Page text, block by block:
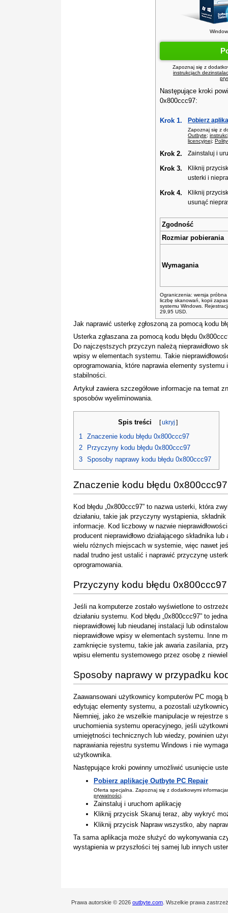
Jak naprawić usterkę zgłoszoną za pomocą kodu
Usterka zgłaszana za pomocą kodu błędu
Do najczęstszych przyczyn należą nieprawidłowo
wpisy w elementach systemu. Takie
oprogramowania, które naprawia elementy
stabilności.
Artykuł zawiera szczegółowe informacje na temat
sposobów wyeliminowania.
Spis treści [ ukryj ]
1 Znaczenie kodu błędu 0x800ccc97
2
Przyczyny kodu błędu 0x800ccc97
3 Sposoby naprawy kodu błędu 0x800ccc97
Znaczenie kodu błędu 0x800ccc97
Kod błędu „0x800ccc97” to nazwa usterki, która
działaniu, takie jak przyczyny wystąpienia,
informacje. Kod liczbowy w nazwie
producent nieprawidłowo działającego składnika
wielu różnych miejscach w systemie, więc nawet
nadal trudno jest ustalić i naprawić przyczynę
oprogramowania.
Przyczyny kodu błędu 0x800ccc97
Jeśli na komputerze zostało wyświetlone to
działaniu systemu. Kod błędu „0x800ccc97” to
nieprawidłowej lub nieudanej instalacji lub
nieprawidłowe wpisy w elementach systemu. Inne
zamknięcie systemu, takie jak awaria zasilania,
wpisu elementu systemowego przez osobę z
Sposoby naprawy w przypadku
Zaawansowani użytkownicy komputerów PC
edytując elementy systemu, a pozostali
Niemniej, jako że wszelkie manipulacje w
uruchomienia systemu operacyjnego, jeśli
umiejętności technicznych lub wiedzy, powinien
naprawiania rejestru systemu Windows i nie
użytkownika.
Następujące kroki powinny umożliwić usunięcie
Pobierz aplikację Outbyte PC Repair
Oferta specjalna. Zapoznaj się z dodatkowymi
prywatności
Zainstaluj i uruchom aplikację
Kliknij przycisk Skanuj teraz, aby wykryć
Kliknij przycisk Napraw wszystko, aby
Ta sama aplikacja może służyć do wykonywania
wystąpienia w przyszłości tej samej lub innych
Zapoznaj się z
instrukcjach
Następujące kroki
0x800ccc97:
Krok 1. Pobierz
Zapoznaj się z
Outbyte;
licencyjnej;
Krok 2. Zainstaluj i
Krok 3.
Kliknij
usterki i
Krok 4.
Kliknij
usunąć
Zgodność
Rozmiar pobierania
Wymagania
Ograniczenia: wersja
liczbę skanowań, kopii
systemu Windows.
29,95 USD.
Prawa autorskie © 2026 outbyte.com . Wszelkie prawa